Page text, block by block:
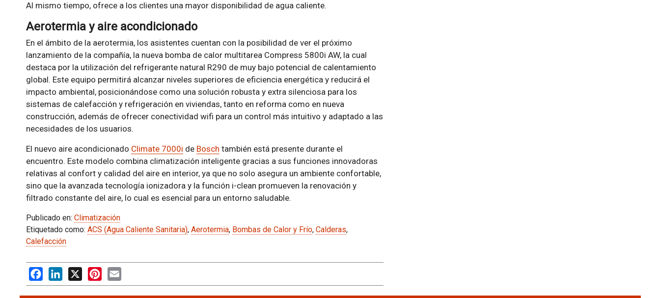
Al mismo tiempo, ofrece a los clientes una mayor disponibilidad de agua caliente.
Aerotermia y aire acondicionado
En el ámbito de la aerotermia, los asistentes cuentan con la posibilidad de ver el próximo
lanzamiento de la compañía, la nueva bomba de calor multitarea Compress 5800i AW, la cual
destaca por la utilización del refrigerante natural R290 de muy bajo potencial de calentamiento
global. Este equipo permitirá alcanzar niveles superiores de eficiencia energética y reducirá el
impacto ambiental, posicionándose como una solución robusta y extra silenciosa para los
sistemas de calefacción y refrigeración en viviendas, tanto en reforma como en nueva
construcción, además de ofrecer conectividad wifi para un control más intuitivo y adaptado a las
necesidades de los usuarios.
El nuevo aire acondicionado Climate 7000i de Bosch también está presente durante el
encuentro. Este modelo combina climatización inteligente gracias a sus funciones innovadoras
relativas al confort y calidad del aire en interior, ya que no solo asegura un ambiente confortable,
sino que la avanzada tecnología ionizadora y la función i-clean promueven la renovación y
filtrado constante del aire, lo cual es esencial para un entorno saludable.
Publicado en: Climatización
Etiquetado como: ACS (Agua Caliente Sanitaria), Aerotermia, Bombas de Calor y Frío, Calderas,
Calefacción
FacebookLinkedIn Pinterest